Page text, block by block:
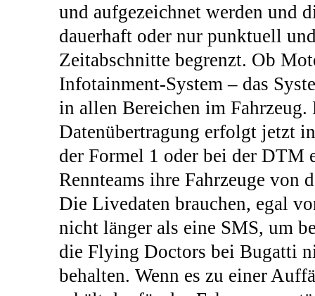
und aufgezeichnet werden und
dauerhaft oder nur punktuell
Zeitabschnitte begrenzt. Ob
Infotainment-System – das
in allen Bereichen im
Datenübertragung erfolgt jetzt
der Formel 1 oder bei der DTM
Rennteams ihre Fahrzeuge von
Die Livedaten brauchen, egal
nicht länger als eine SMS, um
die Flying Doctors bei Bugatti
behalten. Wenn es zu einer